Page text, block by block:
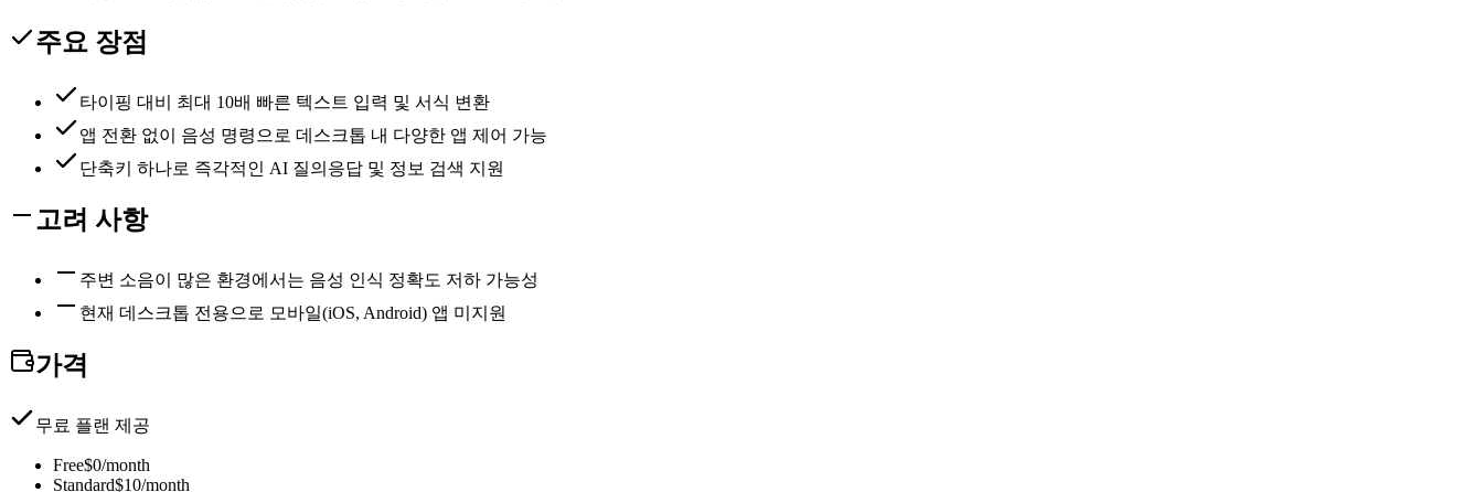
주요 장점
타이핑 대비 최대 10배 빠른 텍스트 입력 및 서식 변환
앱 전환 없이 음성 명령으로 데스크톱 내 다양한 앱 제어 가능
단축키 하나로 즉각적인 AI 질의응답 및 정보 검색 지원
고려 사항
주변 소음이 많은 환경에서는 음성 인식 정확도 저하 가능성
현재 데스크톱 전용으로 모바일(iOS, Android) 앱 미지원
가격
무료 플랜 제공
Free$0/month
Standard$10/month